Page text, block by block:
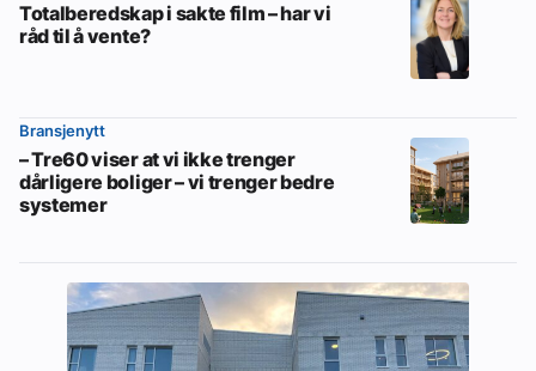
Totalberedskap i sakte film – har vi
råd til å vente?
Bransjenytt
– Tre60 viser at vi ikke trenger
dårligere boliger – vi trenger bedre
systemer